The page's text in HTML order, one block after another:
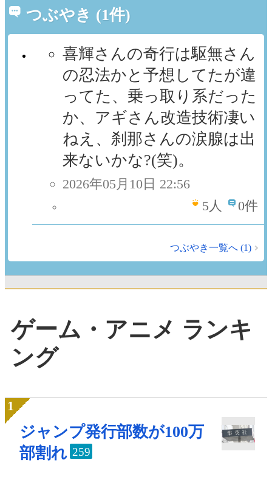
つぶやき (1件)
喜輝さんの奇行は駆無さん
の忍法かと予想してたが違
ってた、乗っ取り系だった
か、アギさん改造技術凄い
ねえ、刹那さんの涙腺は出
来ないかな?(笑)。
2026年05月10日 22:56
5人 0件
つぶやき一覧へ (1)
ゲーム・アニメ ランキ
ング
ジャンプ発行部数が100万
部割れ 259